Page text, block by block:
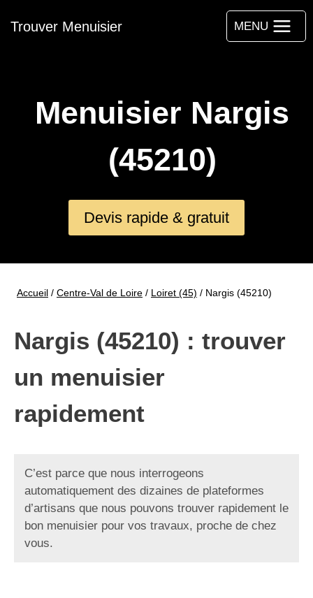
auTrouver Menuisier MENU
Menuisier Nargis
(45210)
Devis rapide & gratuit
Accueil / Centre-Val de Loire / Loiret (45) / Nargis (45210)
Nargis (45210) : trouver
un menuisier
rapidement
C’est parce que nous interrogeons
automatiquement des dizaines de plateformes
d’artisans que nous pouvons trouver rapidement le
bon menuisier pour vos travaux, proche de chez
vous.